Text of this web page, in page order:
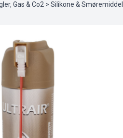
Gas & Co2 > Silikone & Smøremiddel